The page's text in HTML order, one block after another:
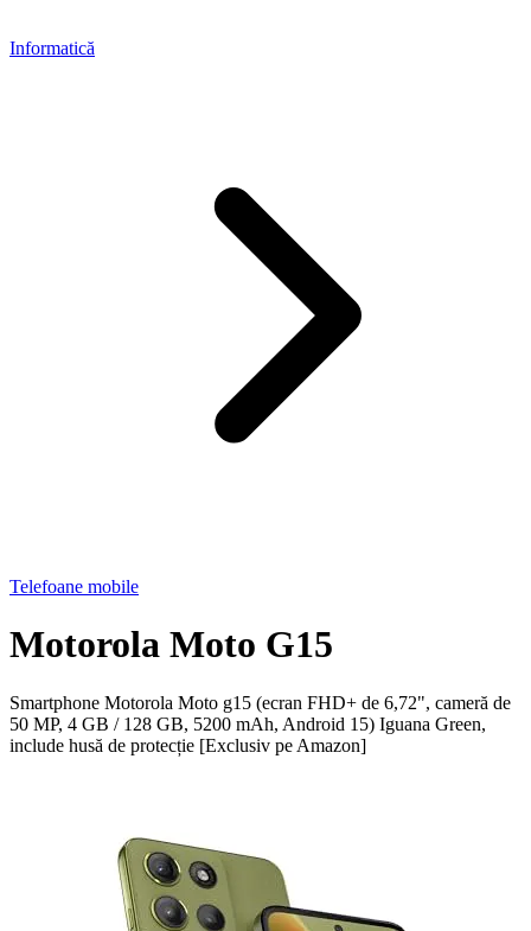
Informatică
Telefoane mobile
Motorola Moto G15
Smartphone Motorola Moto g15 (ecran FHD+ de 6,72", cameră de
50 MP, 4 GB / 128 GB, 5200 mAh, Android 15) Iguana Green,
include husă de protecție [Exclusiv pe Amazon]